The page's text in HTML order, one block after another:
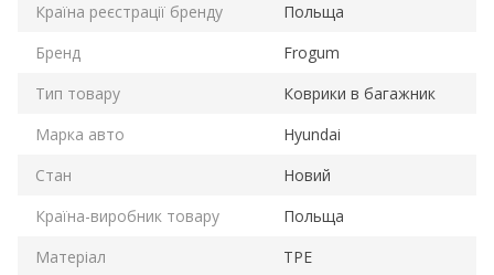
Країна реєстрації бренду
Польща
Бренд
Frogum
Тип товару
Коврики в багажник
Марка авто
Hyundai
Стан
Новий
Країна-виробник товару
Польща
Матеріал
TPE